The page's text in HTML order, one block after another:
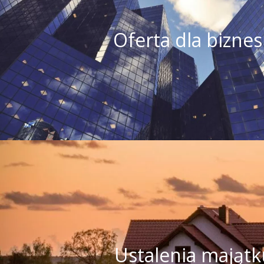
Oferta dla
Oferta dla biznesu zawiera rozbudowaną i
zakresie obsługi małych, średnich, dużych
pełną kontrolę wywiadowczą, weryfikację
oraz rozbudowany system ochrony i
maszynowego, pojazdów, mienia
Zobacz więcej
Ustalenia
Ustalenia majątku
Ustalenia majątkowe najczęściej dotyczą
egzekwowaniem należności od dłużnika.
brakiem dostatecznych środków na spłacenie